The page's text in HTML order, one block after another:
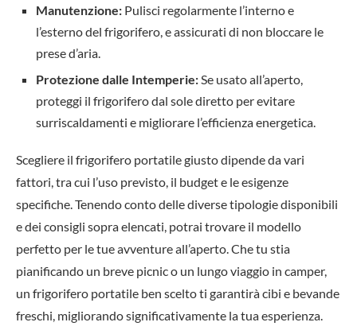
Manutenzione: Pulisci regolarmente l’interno e
l’esterno del frigorifero, e assicurati di non bloccare le
prese d’aria.
Protezione dalle Intemperie:Se usato all’aperto,
proteggi il frigorifero dal sole diretto per evitare
surriscaldamenti e migliorare l’efficienza energetica.
Scegliere il frigorifero portatile giusto dipende da vari
fattori, tra cui l’uso previsto, il budget e le esigenze
specifiche. Tenendo conto delle diverse tipologie disponibili
e dei consigli sopra elencati, potrai trovare il modello
perfetto per le tue avventure all’aperto. Che tu stia
pianificando un breve picnic o un lungo viaggio in camper,
un frigorifero portatile ben scelto ti garantirà cibi e bevande
freschi, migliorando significativamente la tua esperienza.